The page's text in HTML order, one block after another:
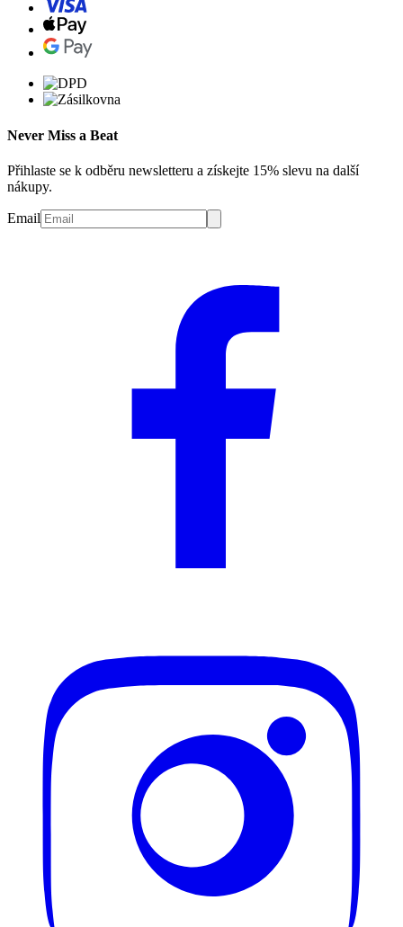
Never Miss a Beat
Přihlaste se k odběru newsletteru a získejte 15% slevu na další
nákupy.
Email